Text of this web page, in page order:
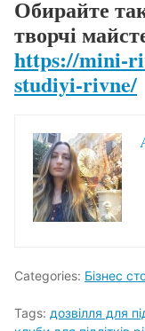
Обирайте
творчі
https://mini-
studiyi-rivne/
Categories: Бізнес
Tags: дозвілля для